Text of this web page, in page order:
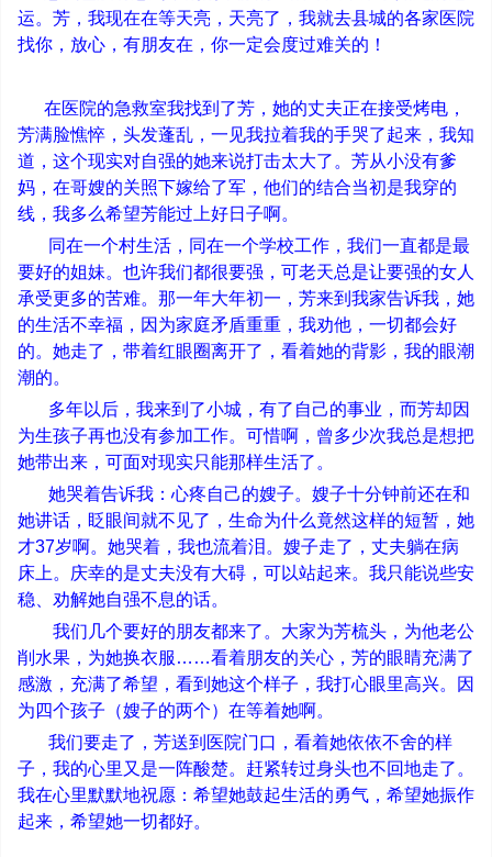
运。芳，我现在在等天亮，天亮了，我就去县城的各家医院
找你，放心，有朋友在，你一定会度过难关的！
在医院的急救室我找到了芳，她的丈夫正在接受烤电，
芳满脸憔悴，头发蓬乱，一见我拉着我的手哭了起来，我知
道，这个现实对自强的她来说打击太大了。芳从小没有爹
妈，在哥嫂的关照下嫁给了军，他们的结合当初是我穿的
线，我多么希望芳能过上好日子啊。
同在一个村生活，同在一个学校工作，我们一直都是最
要好的姐妹。也许我们都很要强，可老天总是让要强的女人
承受更多的苦难。那一年大年初一，芳来到我家告诉我，她
的生活不幸福，因为家庭矛盾重重，我劝他，一切都会好
的。她走了，带着红眼圈离开了，看着她的背影，我的眼潮
潮的。
多年以后，我来到了小城，有了自己的事业，而芳却因
为生孩子再也没有参加工作。可惜啊，曾多少次我总是想把
她带出来，可面对现实只能那样生活了。
她哭着告诉我：心疼自己的嫂子。嫂子十分钟前还在和
她讲话，眨眼间就不见了，生命为什么竟然这样的短暂，她
才37岁啊。她哭着，我也流着泪。嫂子走了，丈夫躺在病
床上。庆幸的是丈夫没有大碍，可以站起来。我只能说些安
稳、劝解她自强不息的话。
我们几个要好的朋友都来了。大家为芳梳头，为他老公
削水果，为她换衣服 ……看着朋友的关心，芳的眼睛充满了
感激，充满了希望，看到她这个样子，我打心眼里高兴。因
为四个孩子（嫂子的两个）在等着她啊。
我们要走了，芳送到医院门口，看着她依依不舍的样
子，我的心里又是一阵酸楚。赶紧转过身头也不回地走了。
我在心里默默地祝愿：希望她鼓起生活的勇气，希望她振作
起来，希望她一切都好。